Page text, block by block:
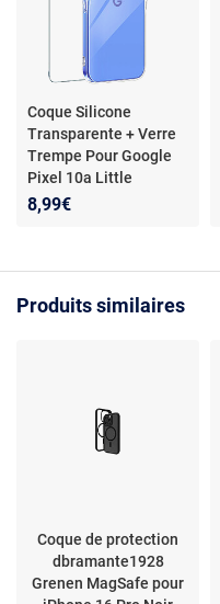
Coque Silicone
Transparente + Verre
Trempe Pour Google
Pixel 10a Little
Boutik©
8,99€
Produits similaires
Coque de protection
dbramante1928
Grenen MagSafe pour